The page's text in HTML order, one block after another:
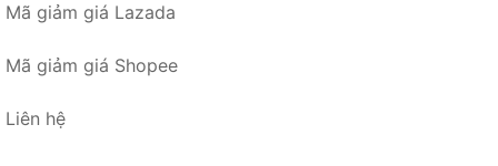
Mã giảm giá Lazada
Mã giảm giá Shopee
Liên hệ